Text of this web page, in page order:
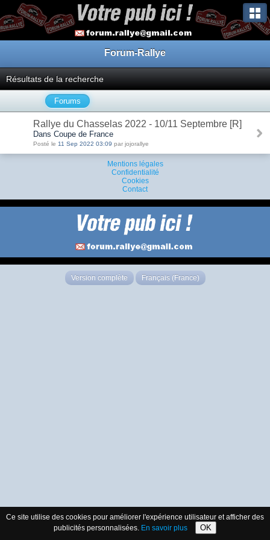
Forum-Rallye
Résultats de la recherche
Forums
Rallye du Chasselas 2022 - 10/11 Septembre [R]
Dans Coupe de France
Posté le 11 Sep 2022 03:09 par jojorallye
Mentions légales
Confidentialité
Cookies
Contact
Version complète Français (France)
Ce site utilise des cookies pour améliorer l'expérience utilisateur et afficher des
publicités personnalisées. En savoir plus OK